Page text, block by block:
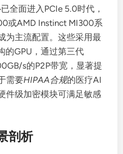
全面进入PCIe 5.0时代，
或AMD Instinct MI300系
为主流配置。这些采用最
的GPU，通过第三代
s的P2P带宽，显著提
需要HIPAA合规的医疗AI
件级加密模块可满足敏感
剖析